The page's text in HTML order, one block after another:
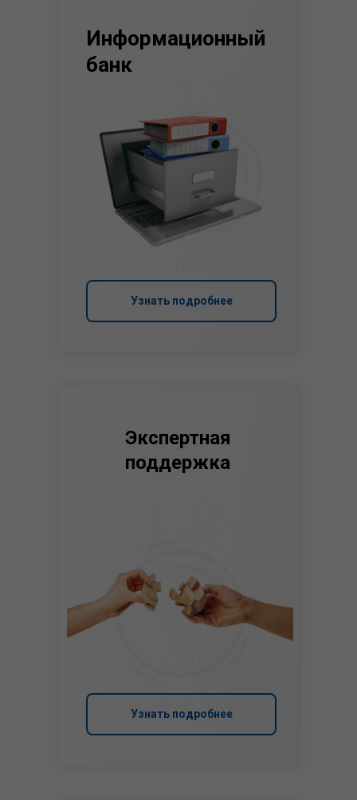
Узнать подробнее
Информационный
банк
Узнать подробнее
Экспертная
поддержка